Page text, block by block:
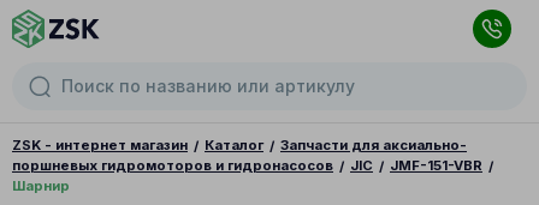
ZSK - интернет магазин Каталог
Запчасти для аксиально-
поршневых гидромоторов и гидронасосов
JIC
JMF-151-VBR
Шарнир